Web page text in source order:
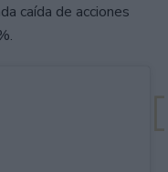
caída de acciones